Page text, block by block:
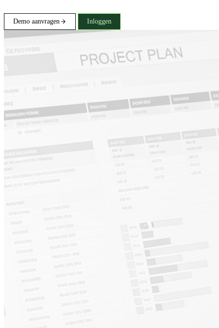
Demo aanvragen Inloggen